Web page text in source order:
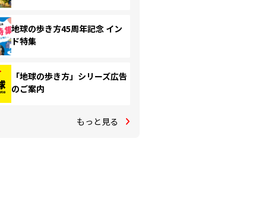
地球の歩き方45周年記念 イン
ド特集
「地球の歩き方」シリーズ広告
のご案内
もっと見る